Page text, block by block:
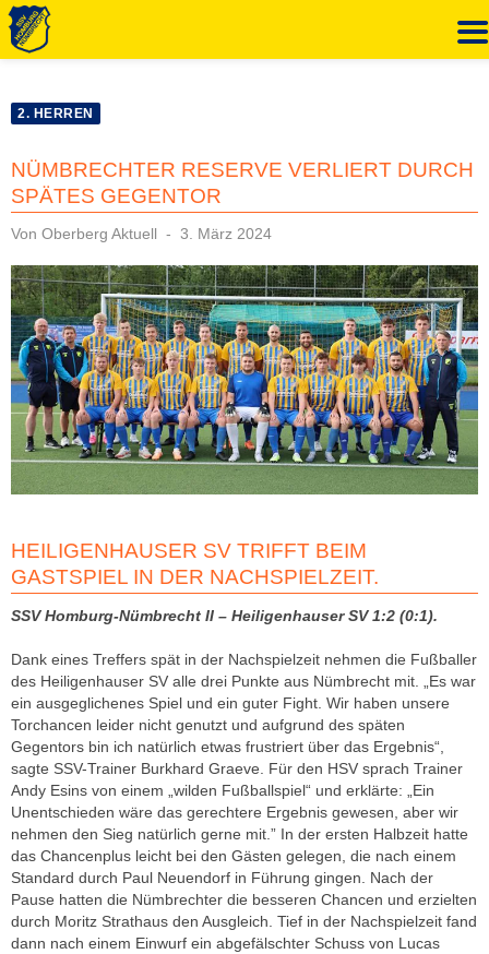
Inhalt
2. HERREN
NÜMBRECHTER RESERVE VERLIERT DURCH
SPÄTES GEGENTOR
Von Oberberg Aktuell
Veröffentlicht
3. März 2024
HEILIGENHAUSER SV TRIFFT BEIM
GASTSPIEL IN DER NACHSPIELZEIT.
SSV Homburg-Nümbrecht II – Heiligenhauser SV 1:2 (0:1).
Dank eines Treffers spät in der Nachspielzeit nehmen die Fußballer
des Heiligenhauser SV alle drei Punkte aus Nümbrecht mit. „Es war
ein ausgeglichenes Spiel und ein guter Fight. Wir haben unsere
Torchancen leider nicht genutzt und aufgrund des späten
Gegentors bin ich natürlich etwas frustriert über das Ergebnis“,
sagte SSV-Trainer Burkhard Graeve. Für den HSV sprach Trainer
Andy Esins von einem „wilden Fußballspiel“ und erklärte: „Ein
Unentschieden wäre das gerechtere Ergebnis gewesen, aber wir
nehmen den Sieg natürlich gerne mit.” In der ersten Halbzeit hatte
das Chancenplus leicht bei den Gästen gelegen, die nach einem
Standard durch Paul Neuendorf in Führung gingen. Nach der
Pause hatten die Nümbrechter die besseren Chancen und erzielten
durch Moritz Strathaus den Ausgleich. Tief in der Nachspielzeit fand
dann nach einem Einwurf ein abgefälschter Schuss von Lucas